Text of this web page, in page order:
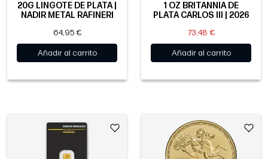
20G LINGOTE DE PLATA |
NADIR METAL RAFINERI
64,95 €
Añadir al carrito
1 OZ BRITANNIA DE
PLATA CARLOS III | 2026
73,48 €
Añadir al carrito